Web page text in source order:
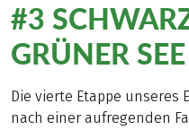
#3
GRÜNER SEE
Die vierte Etappe unseres
nach einer aufregenden